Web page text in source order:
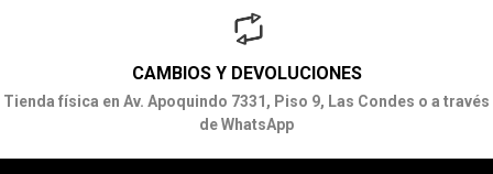
CAMBIOS Y DEVOLUCIONES
Tienda física en Av. Apoquindo 7331, Piso 9, Las Condes o a través
de WhatsApp